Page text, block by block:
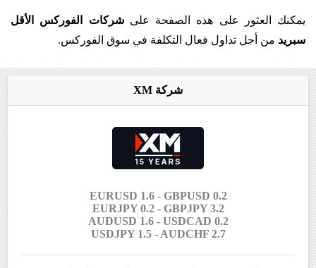
يمكنك العثور على هذه الصفحة علىشركات الفوركس الأقل
سبريد من أجل تداول فعال التكلفة في سوق الفوركس.
شركة XM
EURUSD 1.6 - GBPUSD 0.2
EURJPY 0.2 - GBPJPY 3.2
AUDUSD 1.6 - USDCAD 0.2
USDJPY 1.5 - AUDCHF 2.7